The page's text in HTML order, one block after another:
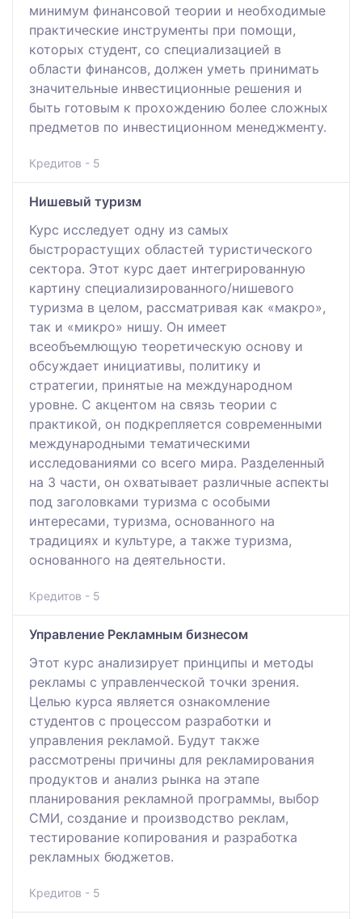
минимум финансовой теории и необходимые
практические инструменты при помощи,
которых студент, со специализацией в
области финансов, должен уметь принимать
значительные инвестиционные решения и
быть готовым к прохождению более сложных
предметов по инвестиционном менеджменту.
Кредитов - 5
Нишевый туризм
Курс исследует одну из самых
быстрорастущих областей туристического
сектора. Этот курс дает интегрированную
картину специализированного/нишевого
туризма в целом, рассматривая как «макро»,
так и «микро» нишу. Он имеет
всеобъемлющую теоретическую основу и
обсуждает инициативы, политику и
стратегии, принятые на международном
уровне. С акцентом на связь теории с
практикой, он подкрепляется современными
международными тематическими
исследованиями со всего мира. Разделенный
на 3 части, он охватывает различные аспекты
под заголовками туризма с особыми
интересами, туризма, основанного на
традициях и культуре, а также туризма,
основанного на деятельности.
Кредитов - 5
Управление Рекламным бизнесом
Этот курс анализирует принципы и методы
рекламы с управленческой точки зрения.
Целью курса является ознакомление
студентов с процессом разработки и
управления рекламой. Будут также
рассмотрены причины для рекламирования
продуктов и анализ рынка на этапе
планирования рекламной программы, выбор
CМИ, создание и производство реклам,
тестирование копирования и разработка
рекламных бюджетов.
Кредитов - 5